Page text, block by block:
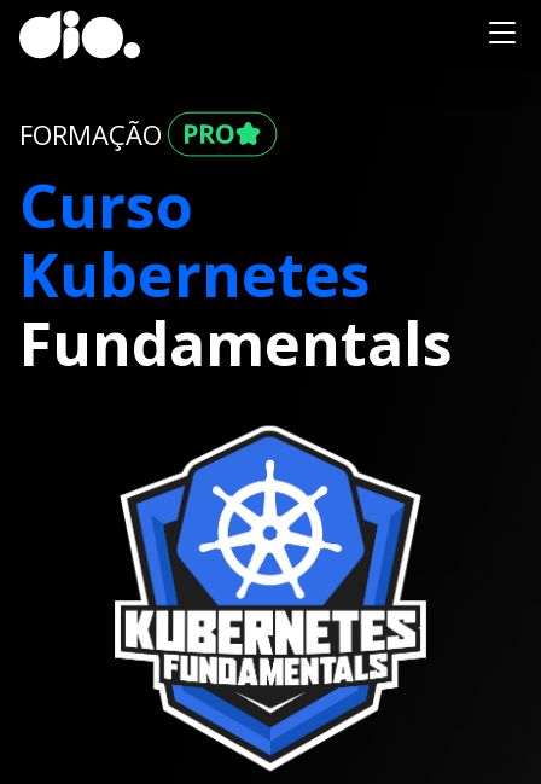
FORMAÇÃO
Curso
Kubernetes
Fundamentals